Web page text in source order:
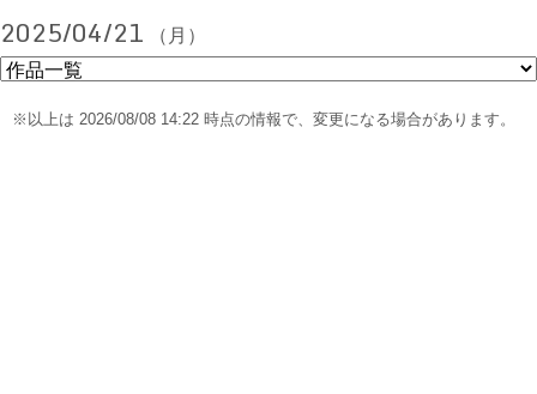
2025/04/21 （月）
※以上は 2026/08/08 14:22 時点の情報で、変更になる場合があります。